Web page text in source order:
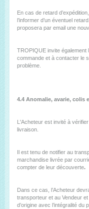
En cas de retard
l’informer d’un éventuel
proposera par email une
TROPIQUE invite également
commande et à contacter le
problème.
4.4 Anomalie, avarie, colis
L'Acheteur est invité à
livraison.
Il est tenu de notifier au
marchandise livrée par
compter de leur découverte.
Dans ce cas, l’Acheteur
transporteur et au Vendeur
d’origine avec l’intégralité